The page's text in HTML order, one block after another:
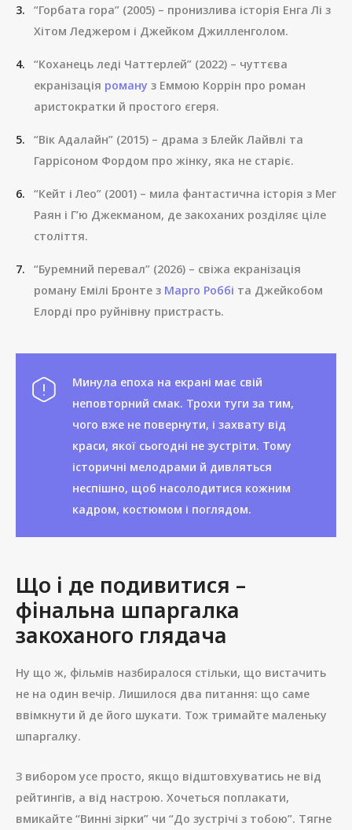
“Горбата гора” (2005) – пронизлива історія Енга Лі з
Хітом Леджером і Джейком Джилленголом.
“Коханець леді Чаттерлей” (2022) – чуттєва
екранізація роману з Еммою Коррін про роман
аристократки й простого єгеря.
“Вік Адалайн” (2015) – драма з Блейк Лайвлі та
Гаррісоном Фордом про жінку, яка не старіє.
“Кейт і Лео” (2001) – мила фантастична історія з Мег
Раян і Г’ю Джекманом, де закоханих розділяє ціле
століття.
“Буремний перевал” (2026) – свіжа екранізація
роману Емілі Бронте з Марго Роббі та Джейкобом
Елорді про руйнівну пристрасть.
Минула епоха на екрані має свій
неповторний смак. Трохи туги за тим,
чого вже не повернути, і захвату від
краси, якої сьогодні не зустріти. Тому
історичні мелодрами й дивляться
неспішно, щоб насолодитися кожним
кадром, костюмом і поглядом.
Що і де подивитися –
фінальна шпаргалка
закоханого глядача
Ну що ж, фільмів назбиралося стільки, що вистачить
не на один вечір. Лишилося два питання: що саме
ввімкнути й де його шукати. Тож тримайте маленьку
шпаргалку.
З вибором усе просто, якщо відштовхуватись не від
рейтингів, а від настрою. Хочеться поплакати,
вмикайте “Винні зірки” чи “До зустрічі з тобою”. Тягне